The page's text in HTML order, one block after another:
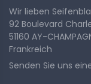
– Tiefe
Brillanz
Wir lieben
92 Boulevard
51160 AY-
Frankreich
Senden Sie uns